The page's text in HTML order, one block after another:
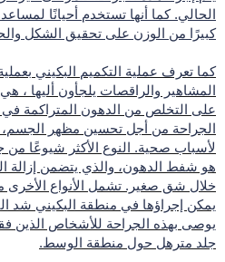
الحالي. كما أنها تستخدم أحيانًا
كبيرًا من الوزن على تحقيق الشكل
كما تعرف عملية التكميم البكيني
المشاهير والراقصات يلجأون أليها ،
على التخلص من الدهون المتراكمة في
الجراحة من أجل تحسين مظهر الجسم،
لأسباب صحية. النوع الأكثر شيوعًا من
هو شفط الدهون، والذي يتضمن إزالة
خلال شق صغير. تشمل الأنواع الأخرى
يمكن إجراؤها في منطقة البكيني شد
يوصى بهذه الجراحة للأشخاص الذين
جلد مترهل حول منطقة الوسط.